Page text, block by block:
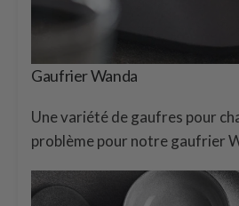
Gaufrier Wanda
Une variété de gaufres pour
problème pour notre gaufrier